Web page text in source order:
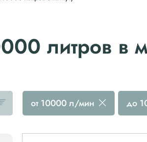
литров в
от 10000 л/мин до